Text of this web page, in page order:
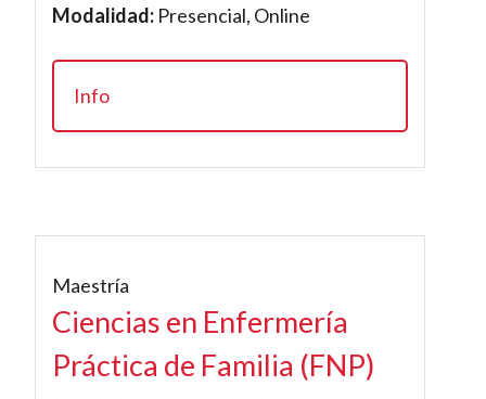
Modalidad: Presencial, Online
Info
Maestría
Ciencias en Enfermería
Práctica de Familia (FNP)